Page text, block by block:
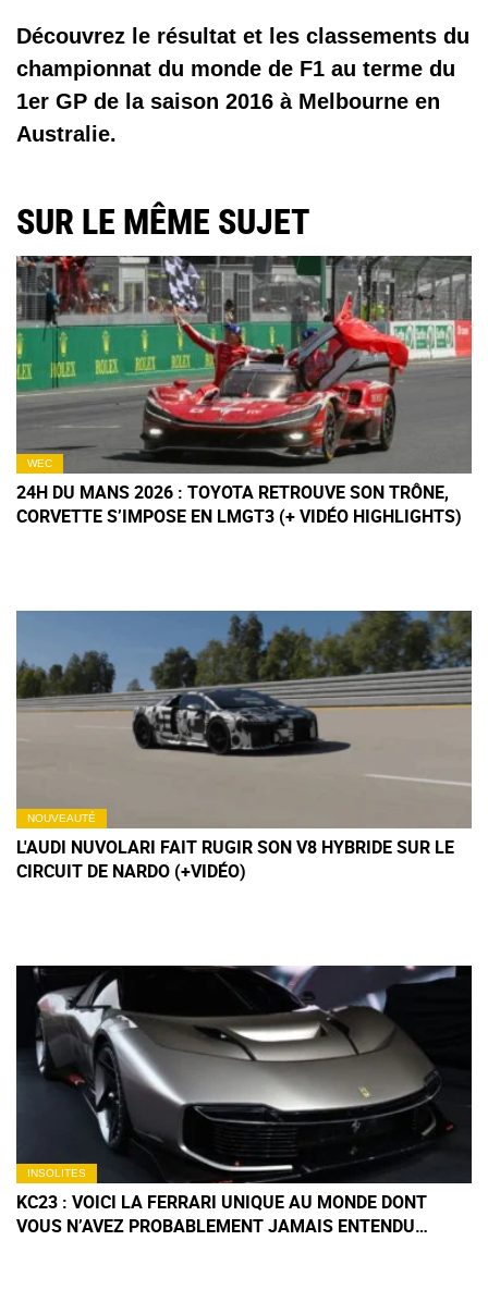
Découvrez le résultat et les classements du
championnat du monde de F1 au terme du
1er GP de la saison 2016 à Melbourne en
Australie.
SUR LE MÊME SUJET
WEC
24H DU MANS 2026 : TOYOTA RETROUVE SON TRÔNE,
CORVETTE S’IMPOSE EN LMGT3 (+ VIDÉO HIGHLIGHTS)
NOUVEAUTÉ
L'AUDI NUVOLARI FAIT RUGIR SON V8 HYBRIDE SUR LE
CIRCUIT DE NARDO (+VIDÉO)
INSOLITES
KC23 : VOICI LA FERRARI UNIQUE AU MONDE DONT
VOUS N’AVEZ PROBABLEMENT JAMAIS ENTENDU